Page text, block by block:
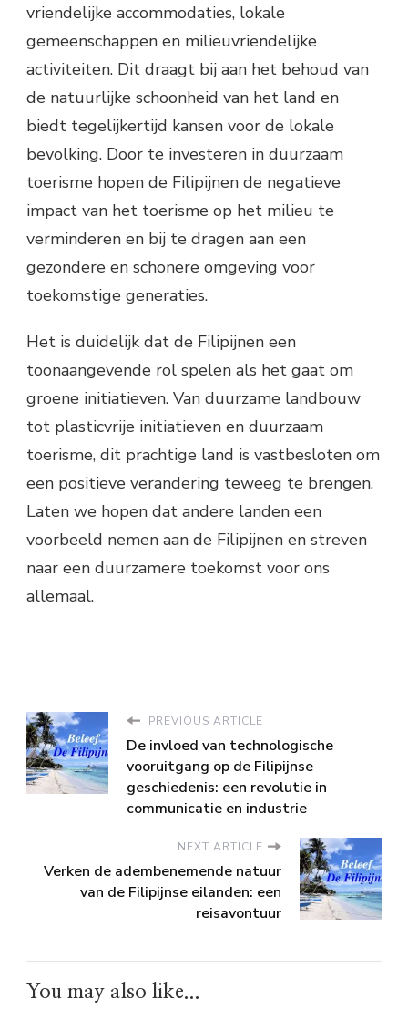
vriendelijke accommodaties, lokale
gemeenschappen en milieuvriendelijke
activiteiten. Dit draagt bij aan het behoud van
de natuurlijke schoonheid van het land en
biedt tegelijkertijd kansen voor de lokale
bevolking. Door te investeren in duurzaam
toerisme hopen de Filipijnen de negatieve
impact van het toerisme op het milieu te
verminderen en bij te dragen aan een
gezondere en schonere omgeving voor
toekomstige generaties.
Het is duidelijk dat de Filipijnen een
toonaangevende rol spelen als het gaat om
groene initiatieven. Van duurzame landbouw
tot plasticvrije initiatieven en duurzaam
toerisme, dit prachtige land is vastbesloten om
een positieve verandering teweeg te brengen.
Laten we hopen dat andere landen een
voorbeeld nemen aan de Filipijnen en streven
naar een duurzamere toekomst voor ons
allemaal.
PREVIOUS ARTICLE
De invloed van technologische
vooruitgang op de Filipijnse
geschiedenis: een revolutie in
communicatie en industrie
NEXT ARTICLE
Verken de adembenemende natuur
van de Filipijnse eilanden: een
reisavontuur
You may also like...